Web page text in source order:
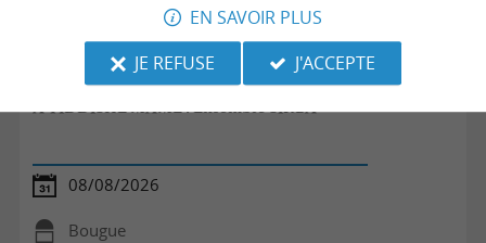
A YIDDISHE MAME ! Ensemble SIRBA
08/08/2026
Bougue
EN SAVOIR PLUS
JE REFUSE
J'ACCEPTE